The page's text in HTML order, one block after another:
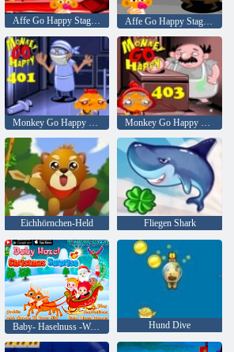
Affe Go Happy Stage 391 Affe Go Happy Stage 393
Monkey Go Happy Stage 401 Monkey Go Happy Stage 403
Eichhörnchen-Held Fliegen Shark
Baby- Haselnuss -Weihnachtsüberraschung Hund Dive